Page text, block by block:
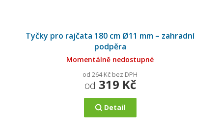
Tyčky pro rajčata 180 cm Ø11 mm – zahradní
podpěra
Momentálně nedostupné
od 264 Kč bez DPH
od 319 Kč
Detail